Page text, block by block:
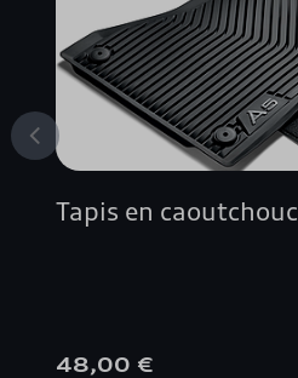
Tapis en caoutchouc
48,00 €